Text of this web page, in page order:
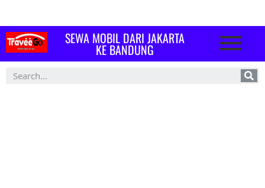
SEWA MOBIL DARI JAKARTA
KE BANDUNG